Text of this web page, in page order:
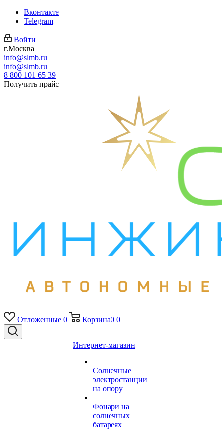
Вконтакте
Telegram
Войти
г.Москва
info@slmb.ru
info@slmb.ru
8 800 101 65 39
Получить прайс
Отложенные 0 Корзина0 0
Интернет-магазин
Солнечные
электростанции
на опору
Фонари на
солнечных
батареях